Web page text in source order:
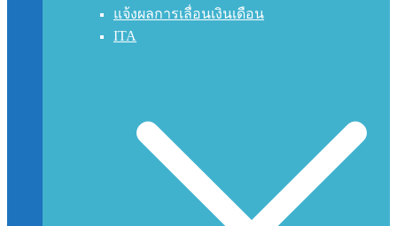
แจ้งผลการเลื่อนเงินเดือน
ITA